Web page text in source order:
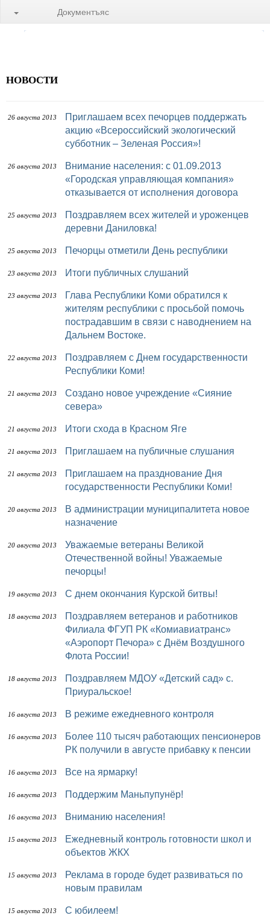
Документъяс
НОВОСТИ
26 августа 2013
Приглашаем всех печорцев поддержать
акцию «Всероссийский экологический
субботник – Зеленая Россия»!
26 августа 2013
Внимание населения: с 01.09.2013
«Городская управляющая компания»
отказывается от исполнения договора
25 августа 2013
Поздравляем всех жителей и уроженцев
деревни Даниловка!
25 августа 2013 Печорцы отметили День республики
23 августа 2013 Итоги публичных слушаний
23 августа 2013
Глава Республики Коми обратился к
жителям республики с просьбой помочь
пострадавшим в связи с наводнением на
Дальнем Востоке.
22 августа 2013
Поздравляем с Днем государственности
Республики Коми!
21 августа 2013
Создано новое учреждение «Сияние
севера»
21 августа 2013 Итоги схода в Красном Яге
21 августа 2013 Приглашаем на публичные слушания
21 августа 2013
Приглашаем на празднование Дня
государственности Республики Коми!
20 августа 2013
В администрации муниципалитета новое
назначение
20 августа 2013
Уважаемые ветераны Великой
Отечественной войны! Уважаемые
печорцы!
19 августа 2013 С днем окончания Курской битвы!
18 августа 2013
Поздравляем ветеранов и работников
Филиала ФГУП РК «Комиавиатранс»
«Аэропорт Печора» с Днём Воздушного
Флота России!
18 августа 2013
Поздравляем МДОУ «Детский сад» с.
Приуральское!
16 августа 2013 В режиме ежедневного контроля
16 августа 2013
Более 110 тысяч работающих пенсионеров
РК получили в августе прибавку к пенсии
16 августа 2013 Все на ярмарку!
16 августа 2013 Поддержим Маньпупунёр!
16 августа 2013 Вниманию населения!
15 августа 2013
Ежедневный контроль готовности школ и
объектов ЖКХ
15 августа 2013
Реклама в городе будет развиваться по
новым правилам
15 августа 2013 С юбилеем!